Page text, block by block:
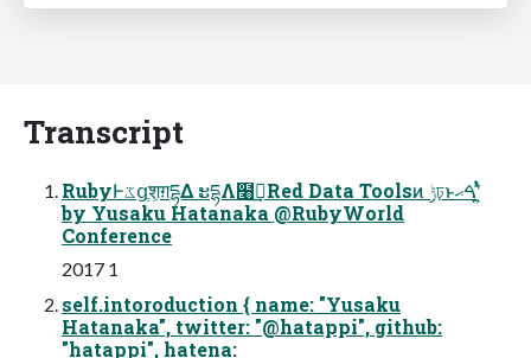
Transcript
RubyͰػցֶश͕ग़དྷΔ ະདྷΛ໨ࢦ͢Red Data Toolsͷ ݱঢ়ͱࠓޙʹ͍ͭͯ
by Yusaku Hatanaka @RubyWorld
Conference
2017 1
self.intoroduction { name: "Yusaku
Hatanaka", twitter: "@hatappi", github:
"hatappi", hatena: